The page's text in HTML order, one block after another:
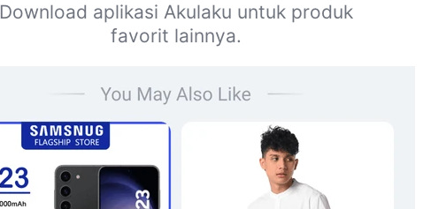
Download aplikasi Akulaku untuk produk
favorit lainnya.